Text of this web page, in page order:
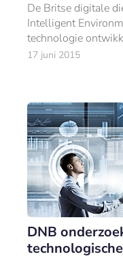
De Britse digitale
Intelligent
technologie
mogelijk is om te
17 juni 2015
DNB